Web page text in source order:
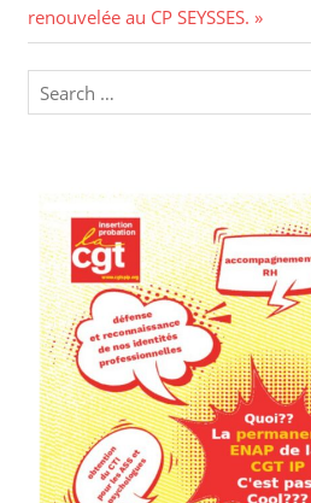
renouvelée au CP SEYSSES.